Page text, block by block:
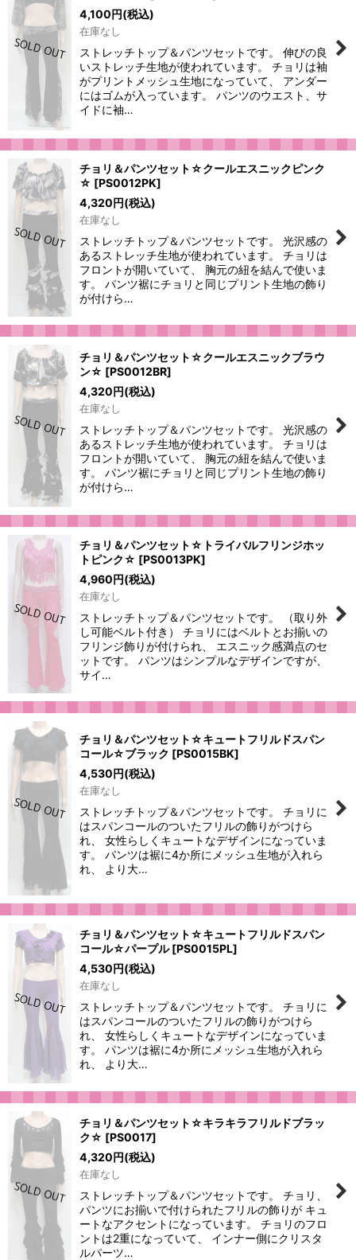
4,100円(税込)
在庫なし
ストレッチトップ＆パンツセットです。 伸びの良
いストレッチ生地が使われています。 チョリは袖
がプリントメッシュ生地になっていて、 アンダー
にはゴムが入っています。 パンツのウエスト、サ
イドに袖…
チョリ＆パンツセット☆クールエスニックピンク
☆ [PS0012PK]
4,320円(税込)
在庫なし
ストレッチトップ＆パンツセットです。 光沢感の
あるストレッチ生地が使われています。 チョリは
フロントが開いていて、 胸元の紐を結んで使いま
す。 パンツ裾にチョリと同じプリント生地の飾り
が付けら…
チョリ＆パンツセット☆クールエスニックブラウ
ン☆ [PS0012BR]
4,320円(税込)
在庫なし
ストレッチトップ＆パンツセットです。 光沢感の
あるストレッチ生地が使われています。 チョリは
フロントが開いていて、 胸元の紐を結んで使いま
す。 パンツ裾にチョリと同じプリント生地の飾り
が付けら…
チョリ＆パンツセット☆トライバルフリンジホッ
トピンク☆ [PS0013PK]
4,960円(税込)
在庫なし
ストレッチトップ＆パンツセットです。 （取り外
し可能ベルト付き） チョリにはベルトとお揃いの
フリンジ飾りが付けられ、 エスニック感満点のセ
ットです。 パンツはシンプルなデザインですが、
サイ…
チョリ＆パンツセット☆キュートフリルドスパン
コール☆ブラック [PS0015BK]
4,530円(税込)
在庫なし
ストレッチトップ＆パンツセットです。 チョリに
はスパンコールのついたフリルの飾りがつけら
れ、 女性らしくキュートなデザインになっていま
す。 パンツは裾に4か所にメッシュ生地が入れら
れ、 より大…
チョリ＆パンツセット☆キュートフリルドスパン
コール☆パープル [PS0015PL]
4,530円(税込)
在庫なし
ストレッチトップ＆パンツセットです。 チョリに
はスパンコールのついたフリルの飾りがつけら
れ、 女性らしくキュートなデザインになっていま
す。 パンツは裾に4か所にメッシュ生地が入れら
れ、 より大…
チョリ＆パンツセット☆キラキラフリルドブラッ
ク☆ [PS0017]
4,320円(税込)
在庫なし
ストレッチトップ＆パンツセットです。 チョリ、
パンツにお揃いで付けられたフリルの飾りが キュ
ートなアクセントになっています。 チョリのフロ
ントは2重になっていて、 インナー側にクリスタ
ルパーツ…